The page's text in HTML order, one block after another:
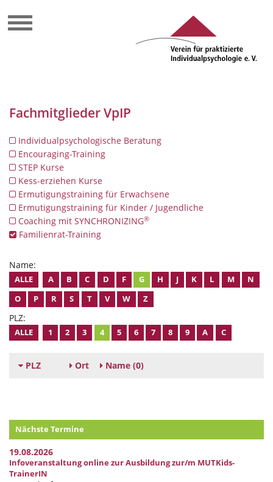
Fachmitglieder VpIP
Individualpsychologische Beratung
Encouraging-Training
STEP Kurse
Kess-erziehen Kurse
Ermutigungstraining für Erwachsene
Ermutigungstraining für Kinder / Jugendliche
Coaching mit SYNCHRONIZING®
Familienrat-Training
Name:
ALLE A B C D F G H J K L M
N
O
P R S T V W Z
PLZ:
ALLE 1 2 3 4 5 6 7 8 9 A C
PLZ Ort Name (0)
Nächste Termine
19.08.2026
Infoveranstaltung online zur Ausbildung zur/m MUTKids-
TrainerIN